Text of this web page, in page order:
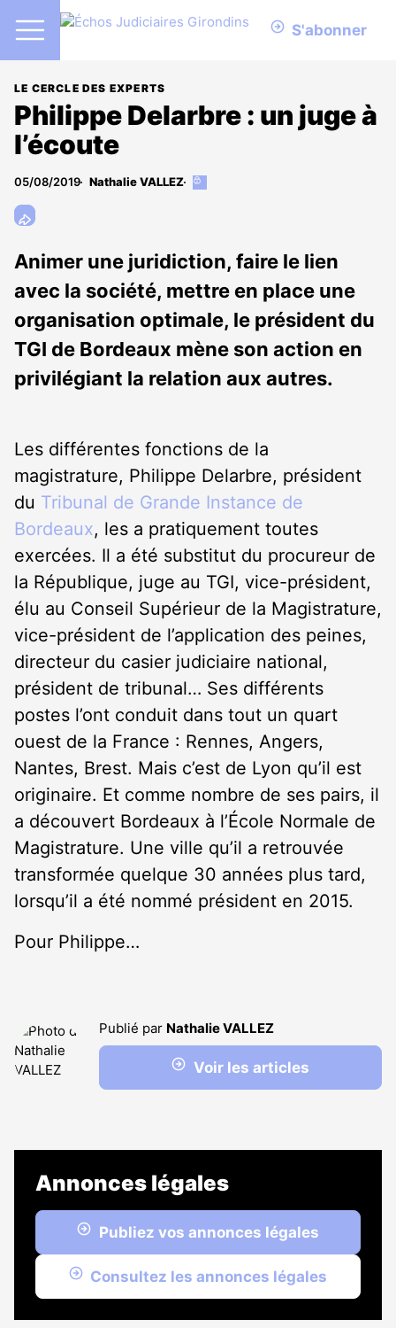
S'abonner
LE CERCLE DES EXPERTS
Philippe Delarbre : un juge à
l’écoute
05/08/2019 Nathalie VALLEZ
Cet
aux
abonnés
Animer une juridiction, faire le lien
avec la société, mettre en place une
organisation optimale, le président du
TGI de Bordeaux mène son action en
privilégiant la relation aux autres.
Les différentes fonctions de la
magistrature, Philippe Delarbre, président
du Tribunal de Grande Instance de
Bordeaux, les a pratiquement toutes
exercées. Il a été substitut du procureur de
la République, juge au TGI, vice-président,
élu au Conseil Supérieur de la Magistrature,
vice-président de l’application des peines,
directeur du casier judiciaire national,
président de tribunal… Ses différents
postes l’ont conduit dans tout un quart
ouest de la France : Rennes, Angers,
Nantes, Brest. Mais c’est de Lyon qu’il est
originaire. Et comme nombre de ses pairs, il
a découvert Bordeaux à l’École Normale de
Magistrature. Une ville qu’il a retrouvée
transformée quelque 30 années plus tard,
lorsqu’il a été nommé président en 2015.
Pour Philippe…
Publié par Nathalie VALLEZ
Voir les articles
Annonces légales
Publiez vos annonces légales
Consultez les annonces légales